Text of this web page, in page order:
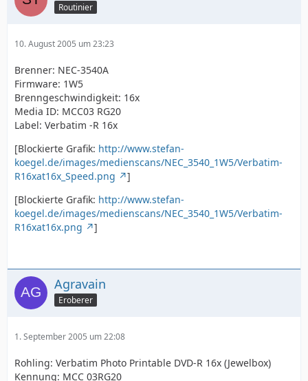
Routinier
10. August 2005 um 23:23
Brenner: NEC-3540A
Firmware: 1W5
Brenngeschwindigkeit: 16x
Media ID: MCC03 RG20
Label: Verbatim -R 16x
[Blockierte Grafik: http://www.stefan-
koegel.de/images/medienscans/NEC_3540_1W5/Verbatim-
R16xat16x_Speed.png
]
[Blockierte Grafik: http://www.stefan-
koegel.de/images/medienscans/NEC_3540_1W5/Verbatim-
R16xat16x.png
]
Agravain
Eroberer
1. September 2005 um 22:08
Rohling: Verbatim Photo Printable DVD-R 16x (Jewelbox)
Kennung: MCC 03RG20